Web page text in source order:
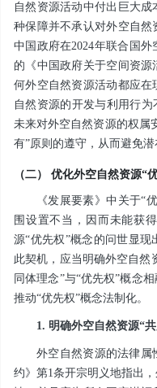
自然资源活动中付出巨大
种保障并不承认对外空自
中国政府在2024年联合国
的《中国政府关于空间资
何外空自然资源活动都应
自然资源的开发与利用行为
未来对外空自然资源的权属
有”原则的遵守，从而避免潜
（二） 优化外空自然资源“
《发展要素》中关于“
围设置不当，因而未能获
源“优先权”概念的问世显
此契机，应当明确外空自然
同体理念”与“优先权”概念
推动“优先权”概念法制化。
1. 明确外空自然资源“
外空自然资源的法律属
约》第1条开宗明义地指出